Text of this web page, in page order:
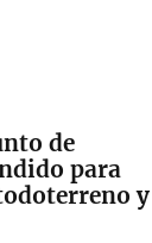
de
para
y